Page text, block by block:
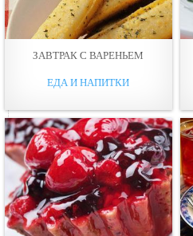
ЗАВТРАК С ВАРЕНЬЕМ
ЕДА И НАПИТКИ